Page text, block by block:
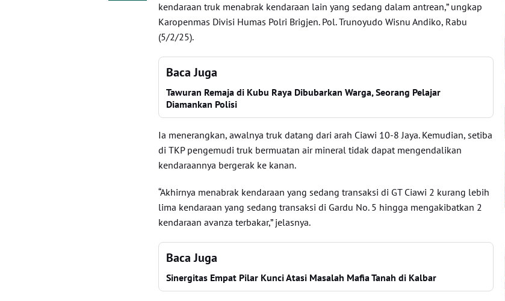
kendaraan truk menabrak kendaraan lain yang sedang dalam antrean,” ungkap
Karopenmas Divisi Humas Polri Brigjen. Pol. Trunoyudo Wisnu Andiko, Rabu
(5/2/25).
Baca Juga
Tawuran Remaja di Kubu Raya Dibubarkan Warga, Seorang Pelajar
Diamankan Polisi
Ia menerangkan, awalnya truk datang dari arah Ciawi 10-8 Jaya. Kemudian, setiba
di TKP pengemudi truk bermuatan air mineral tidak dapat mengendalikan
kendaraannya bergerak ke kanan.
“Akhirnya menabrak kendaraan yang sedang transaksi di GT Ciawi 2 kurang lebih
lima kendaraan yang sedang transaksi di Gardu No. 5 hingga mengakibatkan 2
kendaraan avanza terbakar,” jelasnya.
Baca Juga
Sinergitas Empat Pilar Kunci Atasi Masalah Mafia Tanah di Kalbar